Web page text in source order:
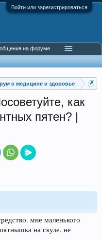
Войти или зарегистрироваться
о медицине и здоровье
как
пятен? |
мне маленького
на скуле. не
на форуме